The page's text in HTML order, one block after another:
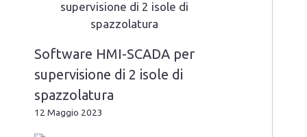
Software HMI-SCADA per
supervisione di 2 isole di
spazzolatura
12 Maggio 2023